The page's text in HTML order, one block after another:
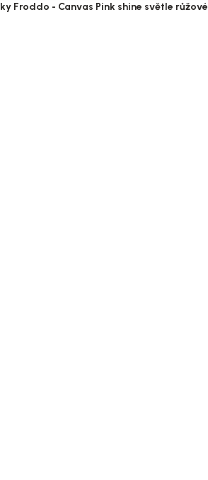
Froddo - Canvas Pink shine světle růžové